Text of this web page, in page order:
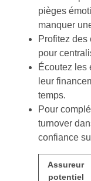
pièges
manquer
Profitez des
pour
Écoutez les
leur
temps.
Pour
turnover
confiance
Assureur
potentiel